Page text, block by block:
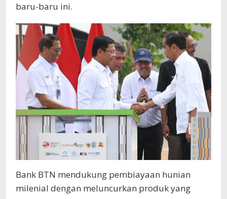
baru-baru ini.
Bank BTN mendukung pembiayaan hunian
milenial dengan meluncurkan produk yang